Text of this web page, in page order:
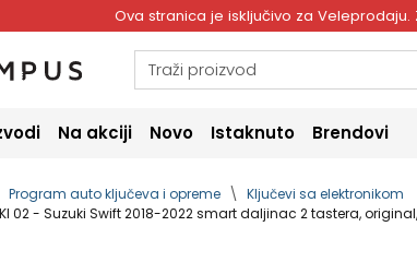
Ova stranica je isključivo za
Na akciji Novo Istaknuto Brendovi
Program auto ključeva i opreme
Ključevi sa elektronikom
02 - Suzuki Swift 2018-2022 smart daljinac 2 tastera,